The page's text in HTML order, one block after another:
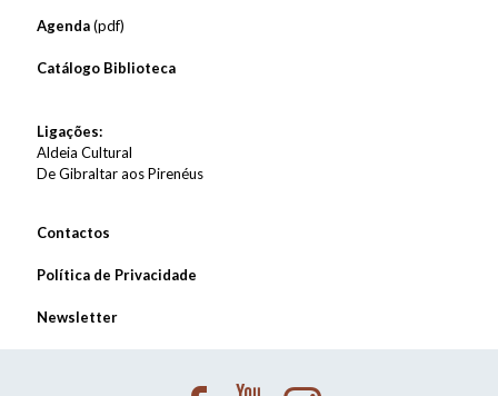
Agenda(pdf)
Catálogo Biblioteca
Ligações:
Aldeia Cultural
De Gibraltar aos Pirenéus
Contactos
Política de Privacidade
Newsletter